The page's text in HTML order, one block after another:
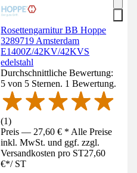
Rosettengarnitur BB Hoppe
3289719 Amsterdam
E1400Z/42KV/42KVS
edelstahl
Durchschnittliche Bewertung:
5 von 5 Sternen. 1 Bewertung.
(1)
Preis — 27,60 € * Alle Preise
inkl. MwSt. und ggf. zzgl.
Versandkosten pro ST27,60
€*/ ST